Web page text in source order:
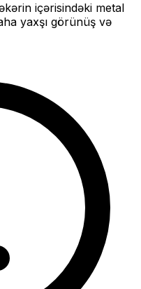
içərisindəki metal
yaxşı görünüş və